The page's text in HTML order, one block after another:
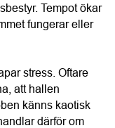
tid till det som
får varje sak
lägga mindre tid
Ewa Magnusson,